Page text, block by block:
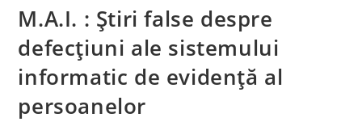
M.A.I. : Știri false despre
defecțiuni ale sistemului
informatic de evidență al
persoanelor